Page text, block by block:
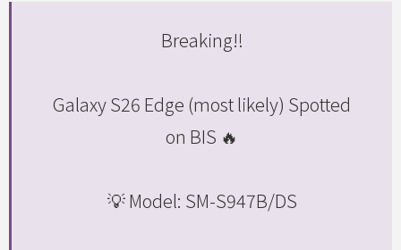
Breaking‼️
Galaxy S26 Edge (most likely) Spotted
on BIS 🔥
💡 Model: SM-S947B/DS